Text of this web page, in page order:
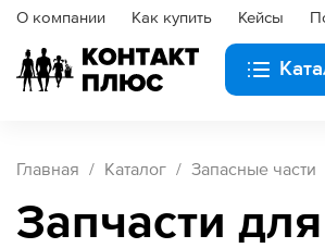
О компании Как купить Кейсы
Главная Каталог Запасные части
Запчасти